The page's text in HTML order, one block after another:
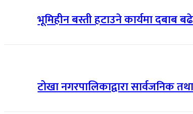
भूमिहीन बस्ती हटाउने कार्यमा दबाब
टोखा नगरपालिकाद्वारा सार्वजनिक